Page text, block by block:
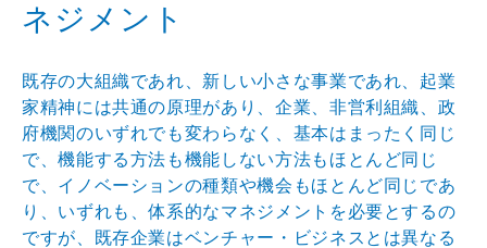
ネジメント
既存の大組織であれ、新しい小さな事業であれ、起業
家精神には共通の原理があり、企業、非営利組織、政
府機関のいずれでも変わらなく、基本はまったく同じ
で、機能する方法も機能しない方法もほとんど同じ
で、イノベーションの種類や機会もほとんど同じであ
り、いずれも、体系的なマネジメントを必要とするの
ですが、既存企業はベンチャー・ビジネスとは異なる